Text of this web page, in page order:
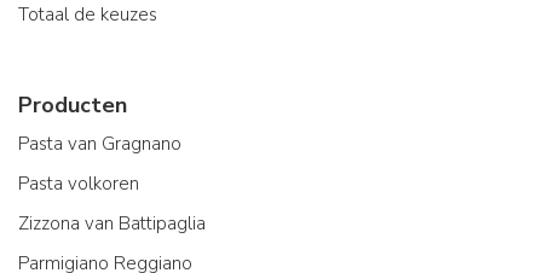
Totaal de keuzes
Producten
Pasta van Gragnano
Pasta volkoren
Zizzona van Battipaglia
Parmigiano Reggiano